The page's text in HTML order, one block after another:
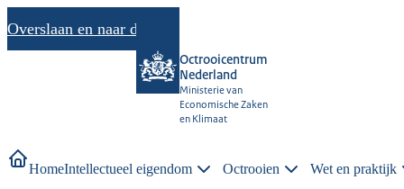
Overslaan en naar de inhoud gaan
Octrooicentrum
Nederland
Ministerie van
Economische Zaken
en Klimaat
HomeIntellectueel eigendom Octrooien Wet en praktijk